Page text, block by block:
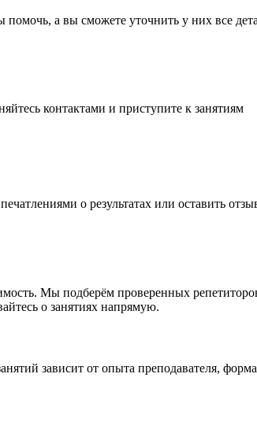
помочь, а вы сможете уточнить у них все
контактами и приступите к занятиям
о результатах или оставить
Мы подберём проверенных
о занятиях напрямую.
зависит от опыта преподавателя,